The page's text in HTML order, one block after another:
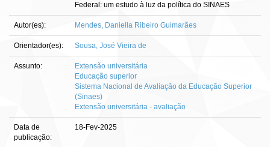
Federal: um estudo à luz da política do SINAES
Autor(es): Mendes, Daniella Ribeiro Guimarães
Orientador(es): Sousa, José Vieira de
Assunto:
Extensão universitária
Educação superior
Sistema Nacional de Avaliação da Educação Superior
(Sinaes)
Extensão universitária - avaliação
Data de
publicação:
18-Fev-2025